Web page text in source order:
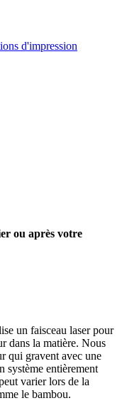
d'impression
ou après votre
un faisceau laser pour
dans la matière. Nous
qui gravent avec une
système entièrement
varier lors de la
le bambou.